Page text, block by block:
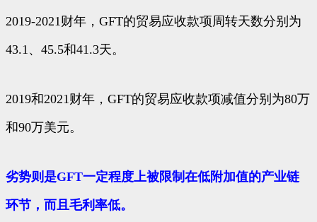
2019-2021财年，GFT的贸易应收款项周转天数分别为
43.1、45.5和41.3天。
2019和2021财年，GFT的贸易应收款项减值分别为80万
和90万美元。
劣势则是GFT一定程度上被限制在低附加值的产业链
环节，而且毛利率低。